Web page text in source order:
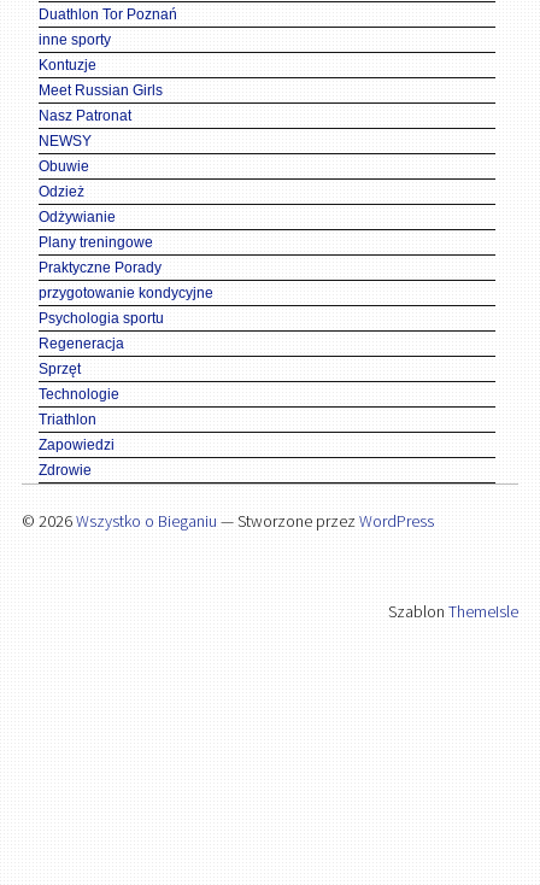
Duathlon Tor Poznań
inne sporty
Kontuzje
Meet Russian Girls
Nasz Patronat
NEWSY
Obuwie
Odzież
Odżywianie
Plany treningowe
Praktyczne Porady
przygotowanie kondycyjne
Psychologia sportu
Regeneracja
Sprzęt
Technologie
Triathlon
Zapowiedzi
Zdrowie
© 2026Wszystko o Bieganiu — Stworzone przezWordPress
SzablonThemeIsle